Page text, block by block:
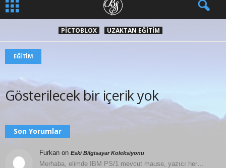
PICTOBLOX UZAKTAN EĞITIM
EĞITIM
Gösterilecek bir içerik yok
Son Yorumlar
Furkan on Eski Bilgisayar Koleksiyonu
Merhaba, elimde IBM PS/1 mevcut mause, yazıcı her…